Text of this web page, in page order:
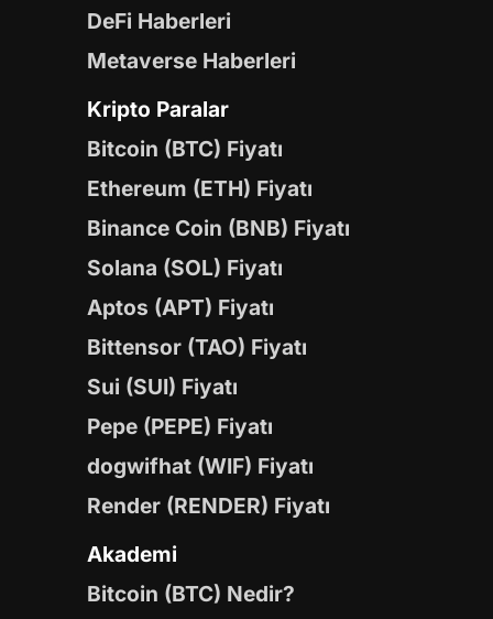
DeFi Haberleri
Metaverse Haberleri
Kripto Paralar
Bitcoin (BTC) Fiyatı
Ethereum (ETH) Fiyatı
Binance Coin (BNB) Fiyatı
Solana (SOL) Fiyatı
Aptos (APT) Fiyatı
Bittensor (TAO) Fiyatı
Sui (SUI) Fiyatı
Pepe (PEPE) Fiyatı
dogwifhat (WIF) Fiyatı
Render (RENDER) Fiyatı
Akademi
Bitcoin (BTC) Nedir?